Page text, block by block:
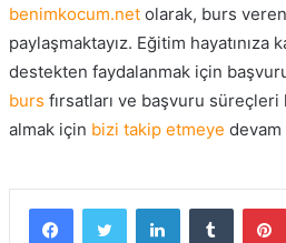
benimkocum.netolarak, burs
paylaşmaktayız. Eğitim hayatınıza
destekten faydalanmak için
burs fırsatları ve başvuru süreçleri
almak için bizi takip etmeye devam
FacebookTwitter LinkedInTumblr